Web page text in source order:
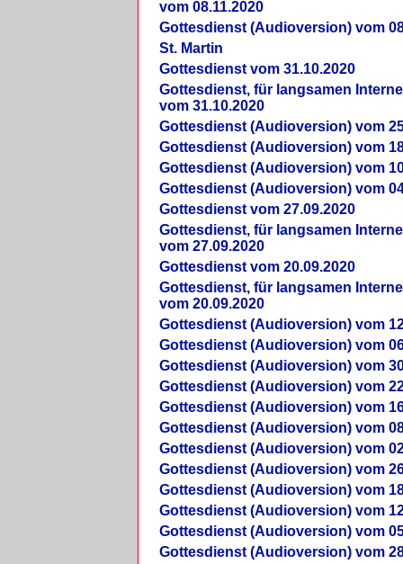
vom 08.11.2020
Gottesdienst (Audioversion) vom
St. Martin
Gottesdienst vom 31.10.2020
Gottesdienst, für langsamen
vom 31.10.2020
Gottesdienst (Audioversion) vom
Gottesdienst (Audioversion) vom
Gottesdienst (Audioversion) vom
Gottesdienst (Audioversion) vom
Gottesdienst vom 27.09.2020
Gottesdienst, für langsamen
vom 27.09.2020
Gottesdienst vom 20.09.2020
Gottesdienst, für langsamen
vom 20.09.2020
Gottesdienst (Audioversion) vom
Gottesdienst (Audioversion) vom
Gottesdienst (Audioversion) vom
Gottesdienst (Audioversion) vom
Gottesdienst (Audioversion) vom
Gottesdienst (Audioversion) vom
Gottesdienst (Audioversion) vom
Gottesdienst (Audioversion) vom
Gottesdienst (Audioversion) vom
Gottesdienst (Audioversion) vom
Gottesdienst (Audioversion) vom
Gottesdienst (Audioversion) vom